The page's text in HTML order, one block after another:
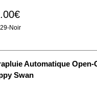
Noir
Automatique Open-
Swan